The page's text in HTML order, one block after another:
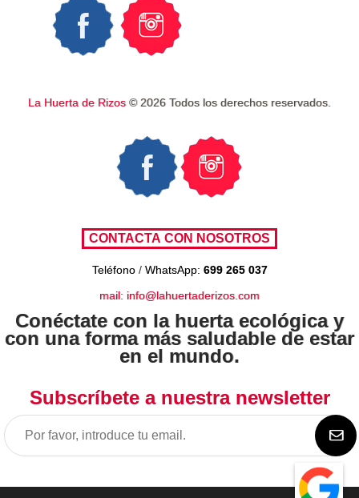
La Huerta de Rizos© 2026 Todos los derechos reservados.
Teléfono / WhatsApp: 699 265 037
mail: info@lahuertaderizos.com
Conéctate con la huerta ecológica y
con una forma más saludable de estar
en el mundo.
Subscríbete a nuestra newsletter